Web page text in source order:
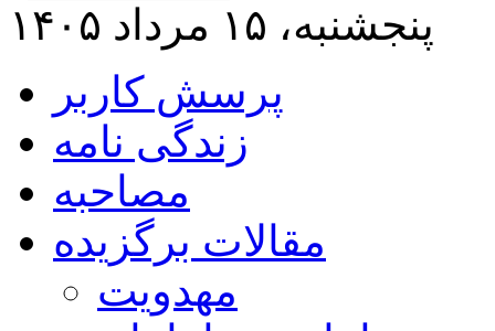
پنجشنبه، ۱۵ مرداد ۱۴۰۵
پرسش کاربر
زندگی نامه
مصاحبه
مقالات برگزیده
مهدویت